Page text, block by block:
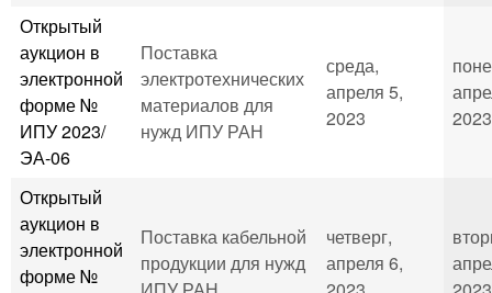
Открытый
аукцион в
электронной
форме №
ИПУ 2023/
ЭА-06
Поставка
электротехнических
материалов для
нужд ИПУ РАН
среда,
апреля 5,
2023
Открытый
аукцион в
электронной
форме №
Поставка кабельной
продукции для нужд
четверг,
апреля 6,